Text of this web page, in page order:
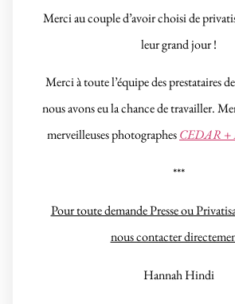
Merci au couple d’avoir choisi de
leur grand jour !
Merci à toute l’équipe des prestataires
nous avons eu la chance de travailler.
merveilleuses photographesCEDAR +
***
Pour toute demande Presse ou
nous contacter
Hannah Hindi